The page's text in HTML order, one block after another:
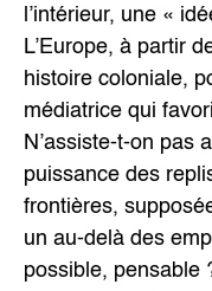
l’intérieur, une «
L’Europe, à partir
histoire coloniale,
médiatrice qui
N’assiste-t-on pas
puissance des
frontières,
un au-delà des
possible, pensable